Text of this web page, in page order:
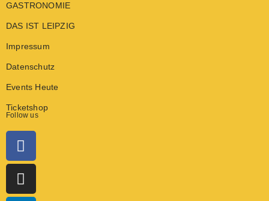
GASTRONOMIE
DAS IST LEIPZIG
Impressum
Datenschutz
Events Heute
Ticketshop
Follow us